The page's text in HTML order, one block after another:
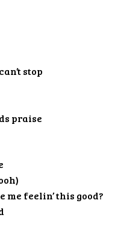
stop
praise
me feelin’ this good?